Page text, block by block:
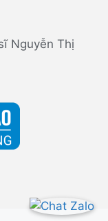
Nguyễn Thị